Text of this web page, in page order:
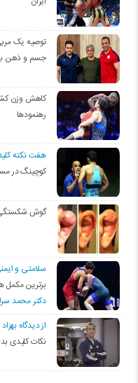
توصیه یک
جسم و ذهن
کاهش وزن
رهنمودها
هفت نکته
کوچینگ در
گوش
سلامتی و
برترین مکمل
دکتر محمد
از دیدگاه
نکات کلیدی